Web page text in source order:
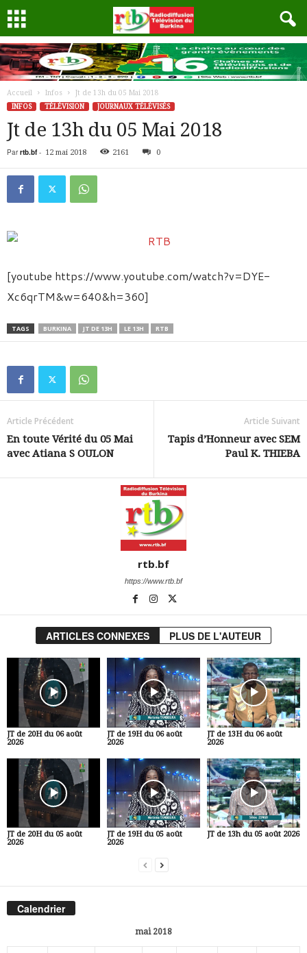
Accueil Infos
Jt de 13h du 05 Mai 2018
INFOS
TÉLÉVISION JOURNAUX TÉLÉVISÉS
Jt de 13h du 05 Mai 2018
Par rtb.bf- 12 mai 2018 2161 0
[youtube https://www.youtube.com/watch?v=DYE-
Xc6qrTM&w=640&h=360]
TAGS BURKINA JT DE 13H LE 13H RTB
Article Précédent
En toute Vérité du 05 Mai
avec Atiana S OULON
Article Suivant
Tapis d’Honneur avec SEM
Paul K. THIEBA
rtb.bf
https://www.rtb.bf
ARTICLES CONNEXES PLUS DE L'AUTEUR
JT de 20H du 06 août
2026
JT de 19H du 06 août
2026
JT de 13H du 06 août
2026
JT de 20H du 05 août
2026
JT de 19H du 05 août
2026
JT de 13h du 05 août 2026
Calendrier
mai 2018